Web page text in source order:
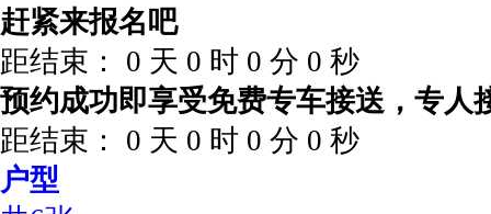
赶紧来报名吧
距结束：
0 天 0 时 0 分 0 秒
预约成功即享受免费专车接送，专人
距结束：
0 天 0 时 0 分 0 秒
户型